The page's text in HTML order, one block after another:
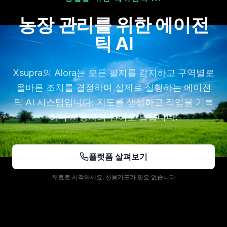
농장 관리를 위한 에이전
틱 AI
Xsupra의 Alora는 모든 필지를 감지하고 구역별로
올바른 조치를 결정하며 실제로 실행하는 에이전
틱 AI 시스템입니다: 지도를 생성하고 작업을 기록
하며 사용자의 언어로 답합니다.
플랫폼 살펴보기
무료로 시작하세요, 신용카드가 필요 없습니다